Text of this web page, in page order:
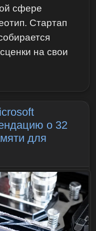
сфере
Стартап
на свои
о 32
для